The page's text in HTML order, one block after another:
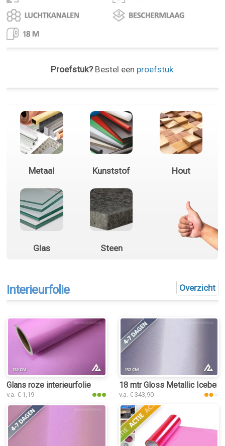
Proefstuk?Bestel een proefstuk
Metaal Kunststof Hout
Glas Steen
Overzicht
Interieurfolie
Glans roze interieurfolie
v.a. € 1,19
18 mtr Gloss Metallic
v.a. € 343,90